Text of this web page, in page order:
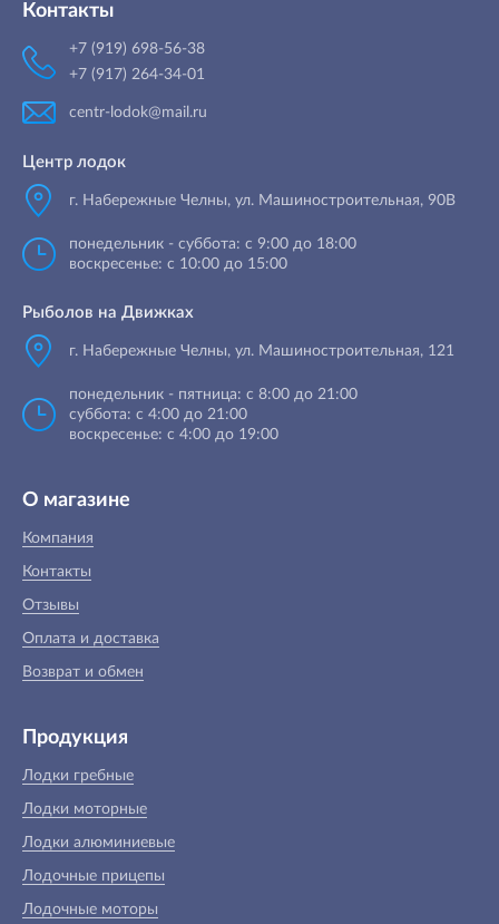
Контакты
+7 (919) 698-56-38
+7 (917) 264-34-01
centr-lodok@mail.ru
Центр лодок
г. Набережные Челны, ул. Машиностроительная, 90B
понедельник - суббота: с 9:00 до 18:00
воскресенье: с 10:00 до 15:00
Рыболов на Движках
г. Набережные Челны, ул. Машиностроительная, 121
понедельник - пятница: с 8:00 до 21:00
суббота: с 4:00 до 21:00
воскресенье: с 4:00 до 19:00
О магазине
Компания
Контакты
Отзывы
Оплата и доставка
Возврат и обмен
Продукция
Лодки гребные
Лодки моторные
Лодки алюминиевые
Лодочные прицепы
Лодочные моторы